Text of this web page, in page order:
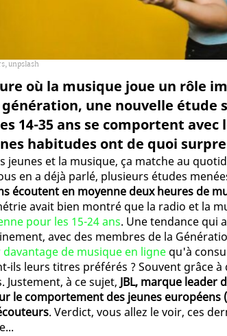
unpslash
où la musique joue un rôle
une nouvelle
14-35 ans se comportent
habitudes ont de quoi
jeunes et la musique, ça matche au
en a déjà parlé, plusieurs études
écoutent en moyenne deux heures de
avait bien montré que la radio et la
pour les 15-24 ans. Une tendance qui
avec des membres de la
de musique en ligne qu'à
ils leurs titres préférés ? Souvent grâce
Justement, à ce sujet, JBL, marque leader
le comportement des jeunes
. Verdict, vous allez le voir, ces